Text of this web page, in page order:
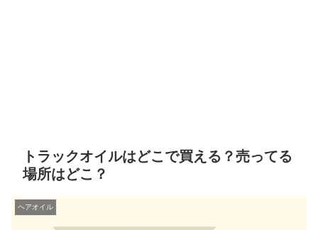
トラックオイルはどこで買える？売ってる
場所はどこ？
ヘアオイル